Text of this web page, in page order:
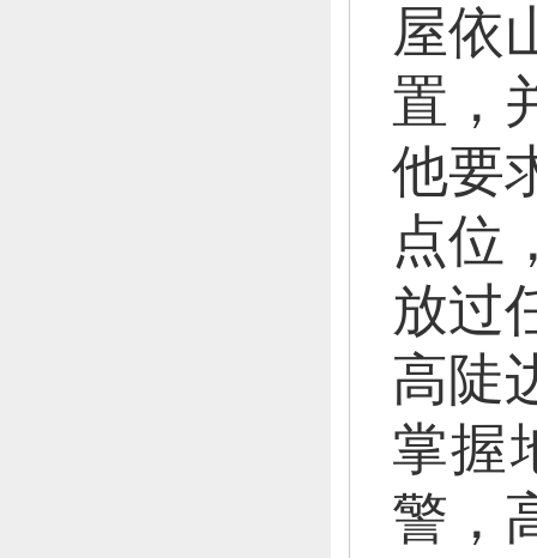
屋依
置，
他要
点位
放过
高陡
掌握
警，